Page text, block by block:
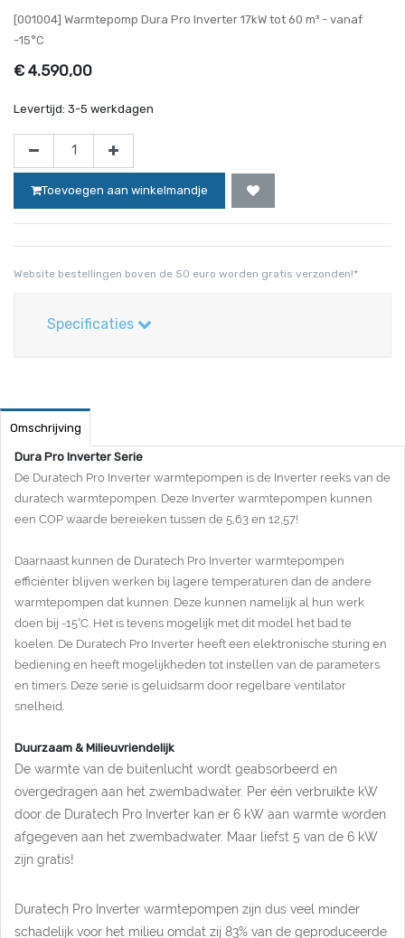
[001004] Warmtepomp Dura Pro Inverter 17kW tot 60 m³ - vanaf
-15°C
€ 4.590,00
Levertijd: 3-5 werkdagen
Toevoegen aan winkelmandje
Website bestellingen boven de 50 euro worden gratis verzonden!*
Specificaties
Omschrijving
Dura Pro Inverter Serie
De Duratech Pro Inverter warmtepompen is de Inverter reeks van de
duratech warmtepompen. Deze Inverter warmtepompen kunnen
een COP waarde bereieken tussen de 5,63 en 12,57!
Daarnaast kunnen de Duratech Pro Inverter warmtepompen
efficiënter blijven werken bij lagere temperaturen dan de andere
warmtepompen dat kunnen. Deze kunnen namelijk al hun werk
doen bij -15°C. Het is tevens mogelijk met dit model het bad te
koelen. De Duratech Pro Inverter heeft een elektronische sturing en
bediening en heeft mogelijkheden tot instellen van de parameters
en timers. Deze serie is geluidsarm door regelbare ventilator
snelheid.
Duurzaam & Milieuvriendelijk
De warmte van de buitenlucht wordt geabsorbeerd en
overgedragen aan het zwembadwater. Per één verbruikte kW
door de Duratech Pro Inverter kan er 6 kW aan warmte worden
afgegeven aan het zwembadwater. Maar liefst 5 van de 6 kW
zijn gratis!
Duratech Pro Inverter warmtepompen zijn dus veel minder
schadelijk voor het milieu omdat zij 83% van de geproduceerde